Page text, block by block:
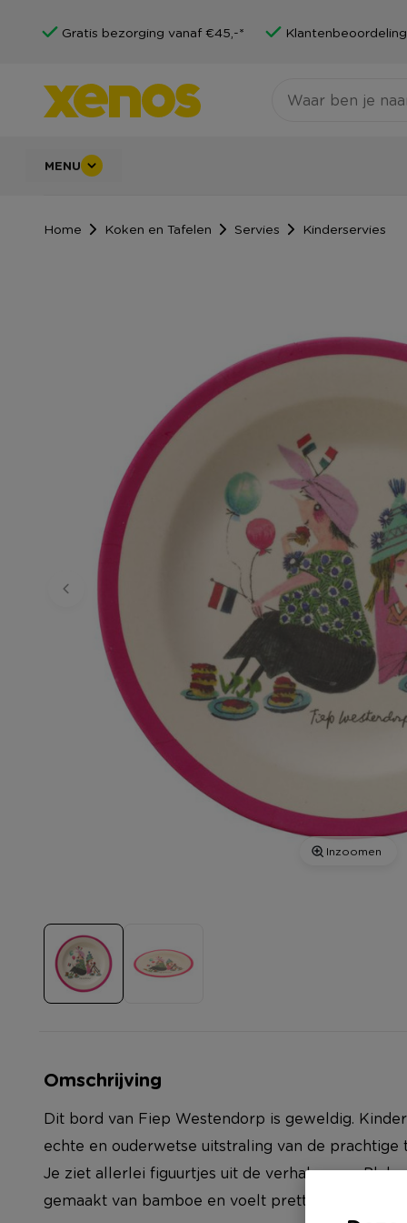
Gratis bezorging vanaf €45,-*
MENU
Home Koken en Tafelen Servies Kinderservies
Inzoomen
Omschrijving
Dit bord van Fiep Westendorp is geweldig.
echte en ouderwetse uitstraling van de
Je ziet allerlei figuurtjes uit de verhalen van Pluk
gemaakt van bamboe en voelt prettig aan.